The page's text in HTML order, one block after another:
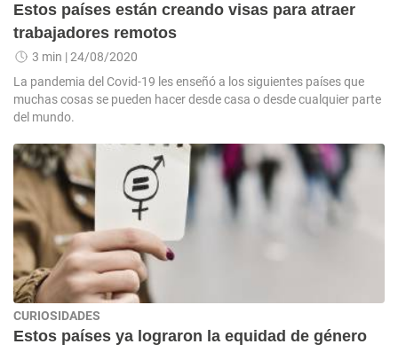
Estos países están creando visas para atraer
trabajadores remotos
3 min | 24/08/2020
La pandemia del Covid-19 les enseñó a los siguientes países que
muchas cosas se pueden hacer desde casa o desde cualquier parte
del mundo.
CURIOSIDADES
Estos países ya lograron la equidad de género